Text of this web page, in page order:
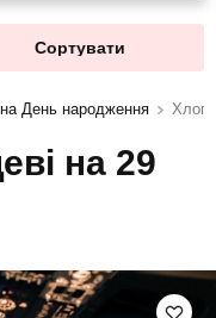
Сортувати
День народження
на 29